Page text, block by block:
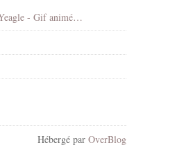
Mandy - Dean Yeagle - Gif animé - Scintillants - Render-Tube - Gratuit
Hébergé par OverBlog